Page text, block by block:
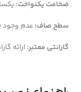
ضخامت یکنواخت:
سطح صاف:عدم وجود
گارانتی معتبر: ارائه